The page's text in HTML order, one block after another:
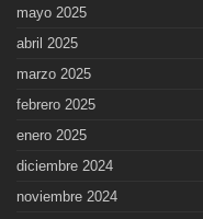
mayo 2025
abril 2025
marzo 2025
febrero 2025
enero 2025
diciembre 2024
noviembre 2024